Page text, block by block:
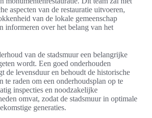
aspecten van de restauratie uitvoeren,
van de lokale gemeenschap
informeren over het belang van het
van de stadsmuur een belangrijke
wordt. Een goed onderhouden
de levensduur en behoudt de historische
te raden om een onderhoudsplan op te
inspecties en noodzakelijke
omvat, zodat de stadsmuur in optimale
generaties.